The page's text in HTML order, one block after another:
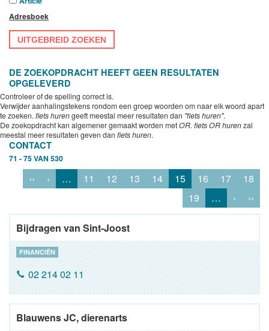
Adresboek
UITGEBREID ZOEKEN
DE ZOEKOPDRACHT HEEFT GEEN RESULTATEN
OPGELEVERD
Controleer of de spelling correct is.
Verwijder aanhalingstekens rondom een groep woorden om naar elk woord apart
te zoeken. fiets hurengeeft meestal meer resultaten dan "fiets huren".
De zoekopdracht kan algemener gemaakt worden metOR. fiets OR hurenzal
meestal meer resultaten geven dan fiets huren.
CONTACT
71 - 75 VAN 530
‹‹ ‹ … 11 12 13 14 15 16 17
18
19
… › ››
Bijdragen van Sint-Joost
FINANCIËN
02 214 02 11
Blauwens JC, dierenarts